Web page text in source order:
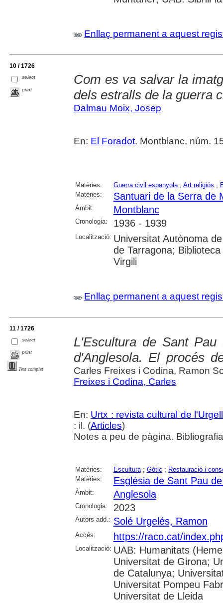
Enllaç permanent a aquest
10 / 1726
select
print
Com es va salvar la
dels estralls de la guerra
Dalmau Moix, Josep
En: El Foradot. Montblanc, núm.
Matèries: Guerra civil espanyola; Art religiós ;
Matèries:
Santuari de la Serra de
Àmbit: Montblanc
Cronologia: 1936 - 1939
Localització: Universitat Autònoma
de Tarragona;
Virgili
Enllaç permanent a aquest
11 / 1726
select
print
Text complet
L'Escultura de Sant
d'Anglesola. El procés
Carles Freixes i Codina, Ramon
Freixes i Codina, Carles
En: Urtx : revista cultural de l'Urgell
: il. (Articles)
Notes a peu de pàgina.
Matèries: Escultura; Gòtic ; Restauració i
Matèries:
Església de Sant Pau
Àmbit: Anglesola
Cronologia: 2023
Autors add.: Solé Urgelés, Ramon
Accés: https://raco.cat/
Localització: UAB: Humanitats
Universitat de Girona;
de Catalunya;
Universitat Pompeu
Universitat de Lleida